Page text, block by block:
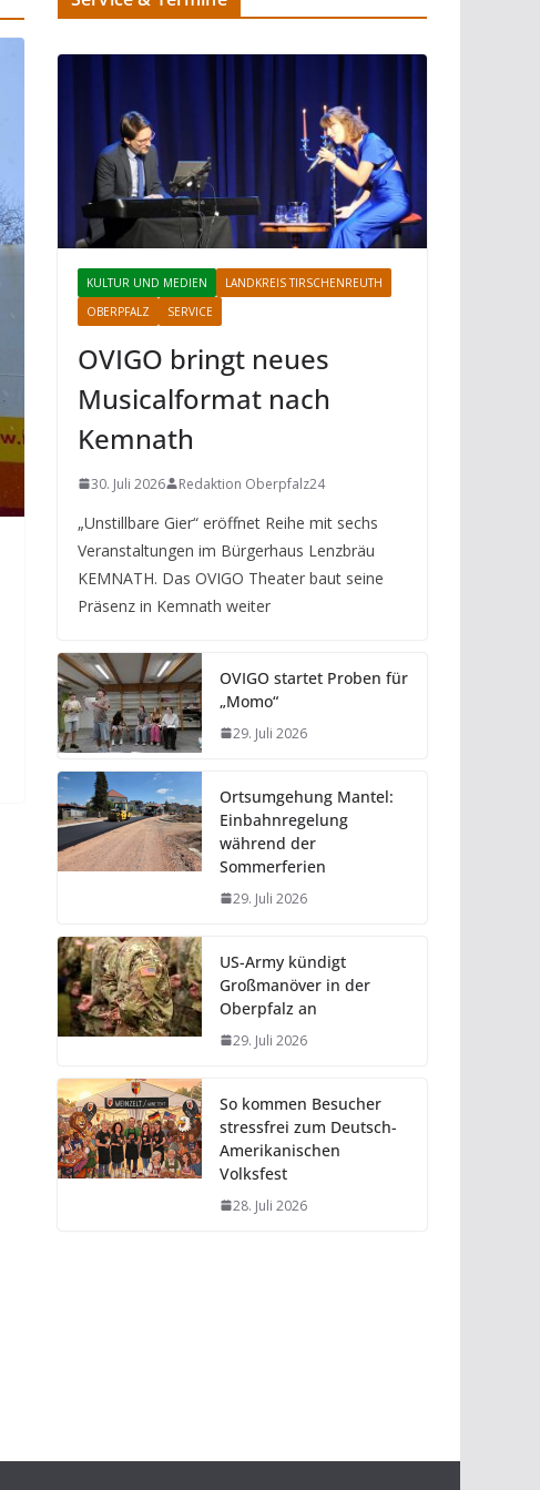
KULTUR UND MEDIEN
LANDKREIS TIRSCHENREUTH
OBERPFALZ
SERVICE
OVIGO bringt neues
Musicalformat nach
Kemnath
30. Juli 2026 Redaktion Oberpfalz24
„Unstillbare Gier“ eröffnet Reihe mit sechs
Veranstaltungen im Bürgerhaus Lenzbräu
KEMNATH. Das OVIGO Theater baut seine
Präsenz in Kemnath weiter
OVIGO startet Proben für
„Momo“
29. Juli 2026
Ortsumgehung Mantel:
Einbahnregelung
während der
Sommerferien
29. Juli 2026
US-Army kündigt
Großmanöver in der
Oberpfalz an
29. Juli 2026
So kommen Besucher
stressfrei zum Deutsch-
Amerikanischen
Volksfest
28. Juli 2026